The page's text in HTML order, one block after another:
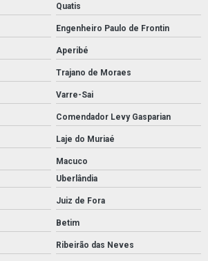
Quatis
Engenheiro Paulo de Frontin
Aperibé
Trajano de Moraes
Varre-Sai
Comendador Levy Gasparian
Laje do Muriaé
Macuco
Uberlândia
Juiz de Fora
Betim
Ribeirão das Neves